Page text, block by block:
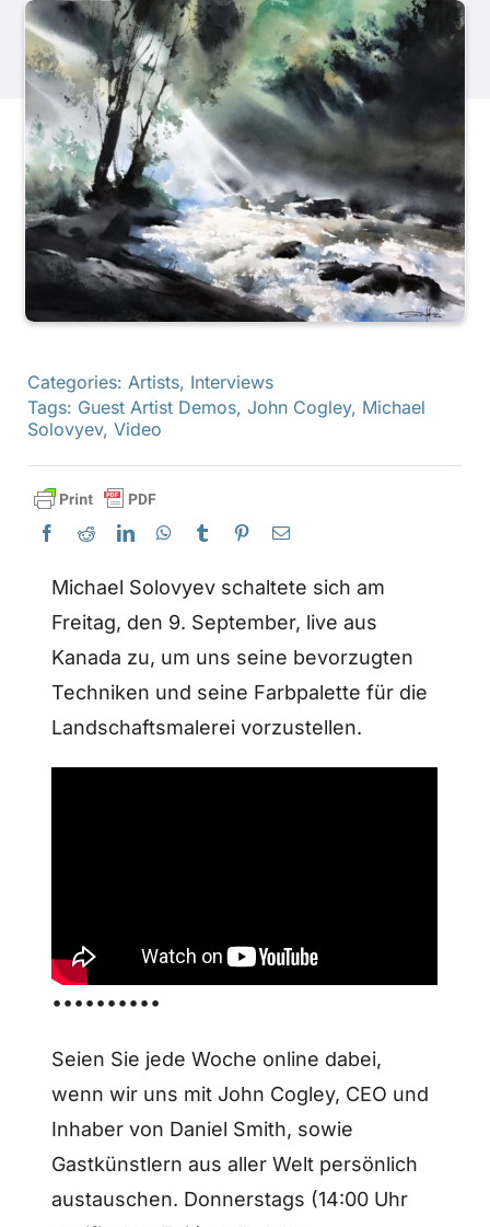
Produkte
Veranstaltungen
Blog
Ressourcen
Kontaktieren Sie uns
Abonnieren
Categories: Artists, Interviews
Tags: Guest Artist Demos, John Cogley, Michael
Solovyev, Video
Michael Solovyev schaltete sich am
Freitag, den 9. September, live aus
Kanada zu, um uns seine bevorzugten
Techniken und seine Farbpalette für die
Landschaftsmalerei vorzustellen.
••••••••••
Seien Sie jede Woche online dabei,
wenn wir uns mit John Cogley, CEO und
Inhaber von Daniel Smith, sowie
Gastkünstlern aus aller Welt persönlich
austauschen. Donnerstags (14:00 Uhr